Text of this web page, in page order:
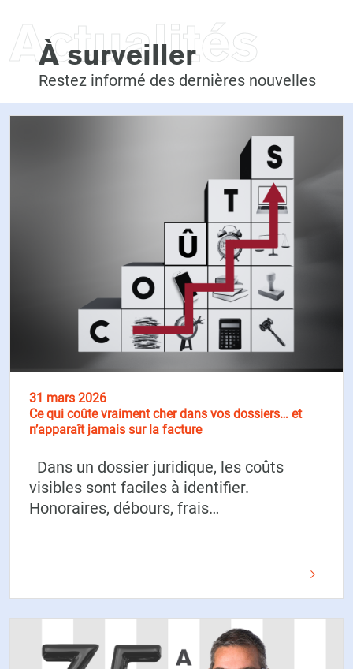
Actualités
À surveiller
Restez informé des dernières nouvelles
31 mars 2026
Ce qui coûte vraiment cher dans vos dossiers… et
n’apparaît jamais sur la facture
Dans un dossier juridique, les coûts
visibles sont faciles à identifier.
Honoraires, débours, frais…